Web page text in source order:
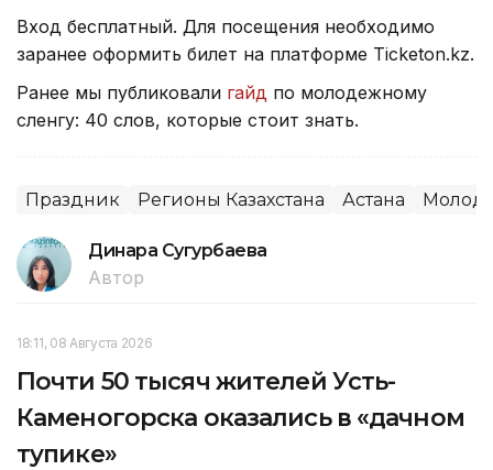
Вход бесплатный. Для посещения необходимо
заранее оформить билет на платформе Ticketon.kz.
Ранее мы публиковали гайд по молодежному
сленгу: 40 слов, которые стоит знать.
Праздник Регионы Казахстана Астана
Динара Сугурбаева
Автор
18:11, 08 Августа 2026
Почти 50 тысяч жителей Усть-
Каменогорска оказались в «дачном
тупике»